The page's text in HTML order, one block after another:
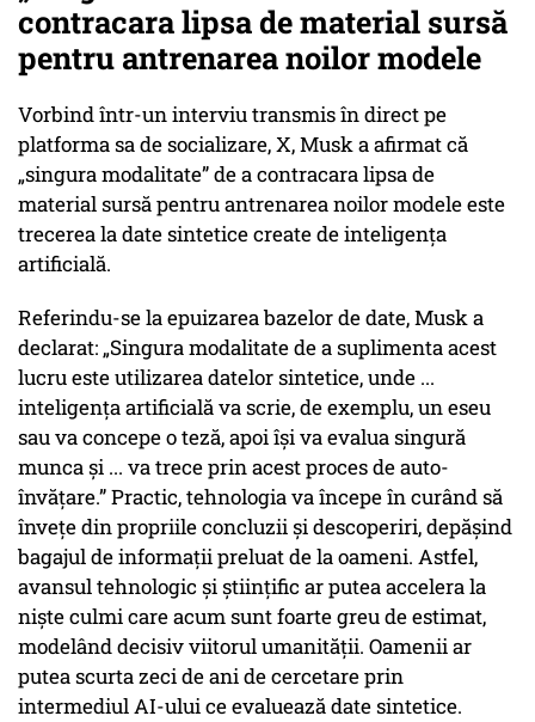
contracara lipsa de material sursă
pentru antrenarea noilor modele
Vorbind într-un interviu transmis în direct pe
platforma sa de socializare, X, Musk a afirmat că
„singura modalitate” de a contracara lipsa de
material sursă pentru antrenarea noilor modele este
trecerea la date sintetice create de inteligența
artificială.
Referindu-se la epuizarea bazelor de date, Musk a
declarat: „Singura modalitate de a suplimenta acest
lucru este utilizarea datelor sintetice, unde ...
inteligența artificială va scrie, de exemplu, un eseu
sau va concepe o teză, apoi își va evalua singură
munca și ... va trece prin acest proces de auto-
învățare.” Practic, tehnologia va începe în curând să
învețe din propriile concluzii și descoperiri, depășind
bagajul de informații preluat de la oameni. Astfel,
avansul tehnologic și științific ar putea accelera la
niște culmi care acum sunt foarte greu de estimat,
modelând decisiv viitorul umanității. Oamenii ar
putea scurta zeci de ani de cercetare prin
intermediul AI-ului ce evaluează date sintetice.